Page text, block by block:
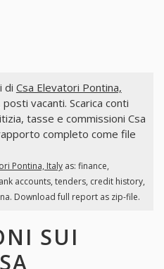
di Csa Elevatori Pontina,
vacanti. Scarica conti
tasse e commissioni Csa
completo come file
Pontina, Italyas: finance,
accounts, tenders, credit history,
Download full report as zip-file.
SUI